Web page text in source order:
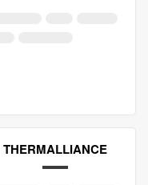
THERMALLIANCE